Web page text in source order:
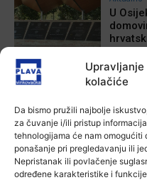
kolačiće
Da bismo pružili najbolje
za čuvanje i/ili pristup
tehnologijama će nam omogućiti
ponašanje pri pregledavanju ili
Nepristanak ili povlačenje
određene karakteristike i
U
Aktualno
4
Aktualno